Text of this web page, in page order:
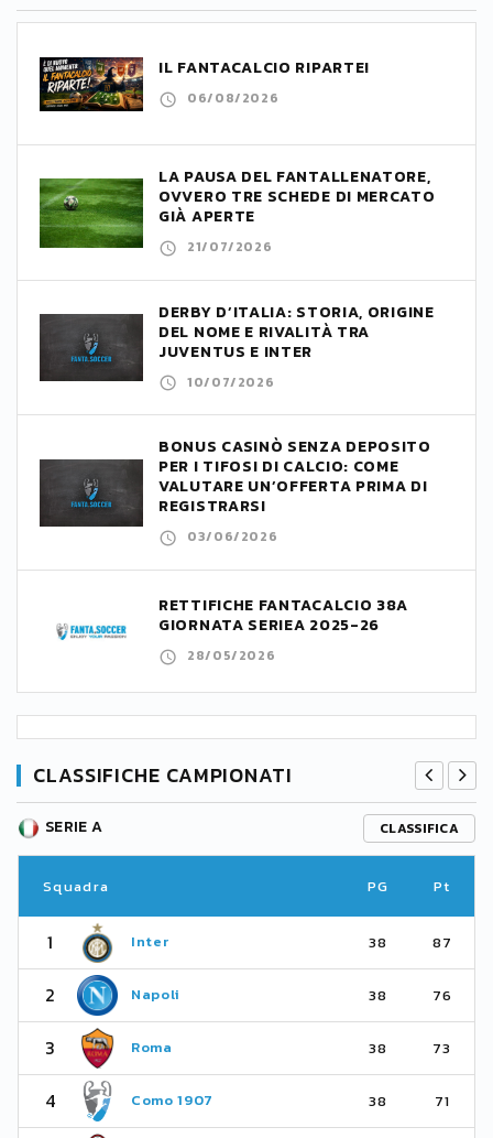
IL FANTACALCIO RIPARTE!
06/08/2026
LA PAUSA DEL FANTALLENATORE,
OVVERO TRE SCHEDE DI MERCATO
GIÀ APERTE
21/07/2026
DERBY D’ITALIA: STORIA, ORIGINE
DEL NOME E RIVALITÀ TRA
JUVENTUS E INTER
10/07/2026
BONUS CASINÒ SENZA DEPOSITO
PER I TIFOSI DI CALCIO: COME
VALUTARE UN’OFFERTA PRIMA DI
REGISTRARSI
03/06/2026
RETTIFICHE FANTACALCIO 38A
GIORNATA SERIEA 2025-26
28/05/2026
CLASSIFICHE CAMPIONATI
SERIE A CLASSIFICA
Squadra PG Pt
1 Inter 38 87
2 Napoli 38 76
3 Roma 38 73
4 Como 1907 38 71